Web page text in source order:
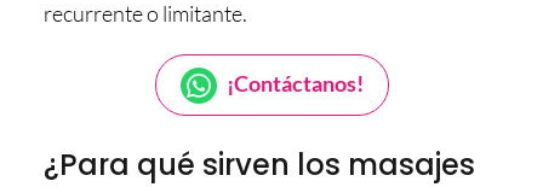
recurrente o limitante.
¡Contáctanos!
¿Para qué sirven los masajes